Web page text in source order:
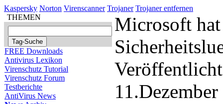
Kaspersky Norton Virenscanner Trojaner Trojaner entfernen
THEMEN
FREE Downloads
Antivirus Lexikon
Virenschutz Tutorial
Virenschutz Forum
Testberichte
AntiVirus News
Microsoft